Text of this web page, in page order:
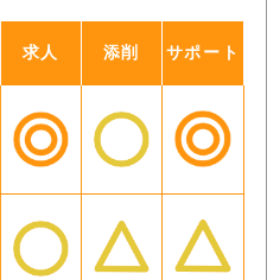
求人 添削 サポート